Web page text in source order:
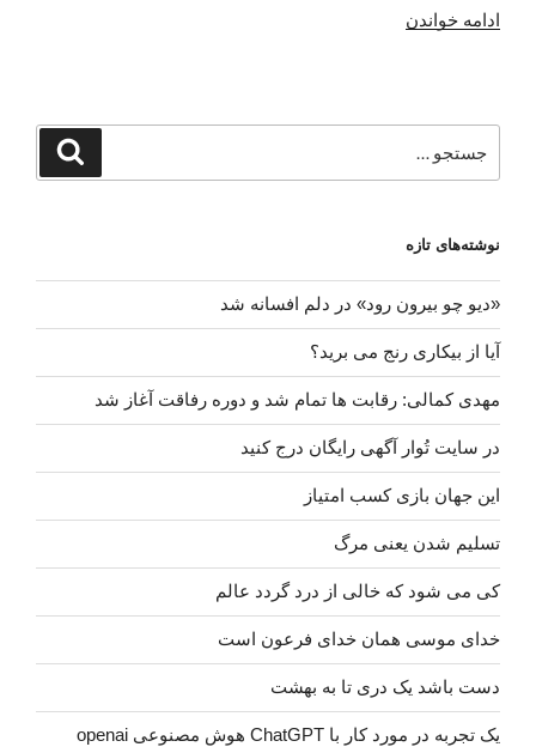
ادامه خواندن
برای
جستجو
نوشته‌های تازه
«دیو چو بیرون رود» در دلم افسانه شد
آیا از بیکاری رنج می برید؟
مهدی کمالی: رقابت ها تمام شد و دوره رفاقت آغاز شد
در سایت تُوار آگهی رایگان درج کنید
این جهان بازی کسب امتیاز
تسلیم شدن یعنی مرگ
کی می شود که خالی از درد گردد عالم
خدای موسی همان خدای فرعون است
دست باشد یک دری تا به بهشت
یک تجربه در مورد کار با ChatGPT هوش مصنوعی openai